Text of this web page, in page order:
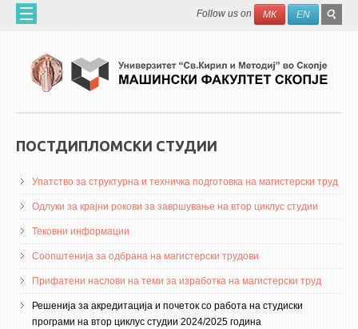
Skip to main content Search
Follow us on МК EN
ЗА НАС
60 ГОДИНИ МФ
ЗА ФАКУЛТЕТОТ
НАУЧНА ДЕЈНОСТ
МАШИНСКО ИНЖЕНЕРСТВО - НАУЧНО СПИСАНИЕ
АПЛИКАТИВНА ДЕЈНОСТ
МЕЃУНАРОДНА СОРАБОТКА
ERASMUS+
ПОСТДИПЛОМСКИ СТУДИИ
Упатство за структурна и техничка подготовка на магистерски труд
Одлуки за крајни рокови за завршување на втор циклус студии
Тековни информации
Соопштенија за одбрана на магистерски трудови
Прифатени наслови на теми за изработка на магистерски труд
Решенија за акредитација и почеток со работа на студиски
програми на втор циклус студии 2024/2025 година